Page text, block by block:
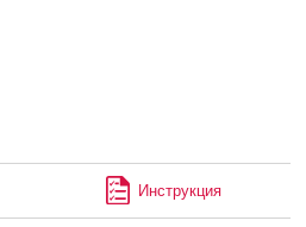
Инструкция